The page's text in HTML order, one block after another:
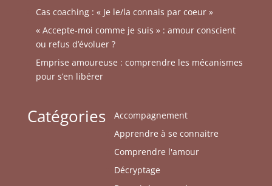
Cas coaching : « Je le/la connais par coeur »
« Accepte-moi comme je suis » : amour conscient
ou refus d’évoluer ?
Emprise amoureuse : comprendre les mécanismes
pour s’en libérer
Catégories
Accompagnement
Apprendre à se connaitre
Comprendre l'amour
Décryptage